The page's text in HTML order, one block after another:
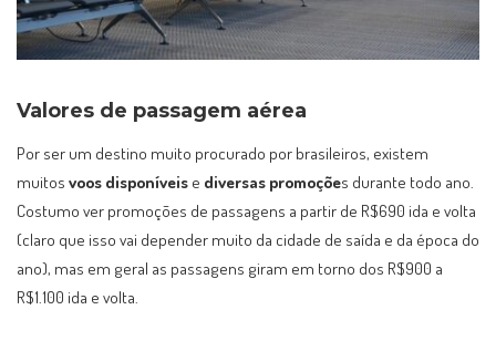
Valores de passagem aérea
Por ser um destino muito procurado por brasileiros, existem
muitos voos disponíveis e diversas promoções durante todo ano.
Costumo ver promoções de passagens a partir de R$690 ida e volta
(claro que isso vai depender muito da cidade de saída e da época do
ano), mas em geral as passagens giram em torno dos R$900 a
R$1.100 ida e volta.